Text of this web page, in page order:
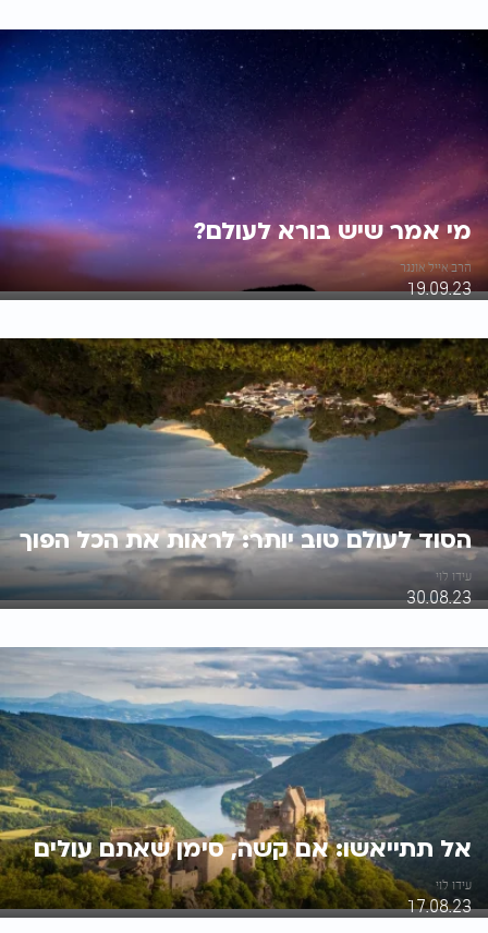
מי אמר שיש בורא לעולם?
הרב אייל אונגר
19.09.23
הסוד לעולם טוב יותר: לראות את הכל הפוך
עידו לוי
30.08.23
אל תתייאשו: אם קשה, סימן שאתם עולים
עידו לוי
17.08.23